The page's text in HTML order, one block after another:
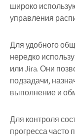
широко
управления
Для удобного
нередко
или Jira. Они
подзадачи,
выполнение и
Для контроля
прогресса